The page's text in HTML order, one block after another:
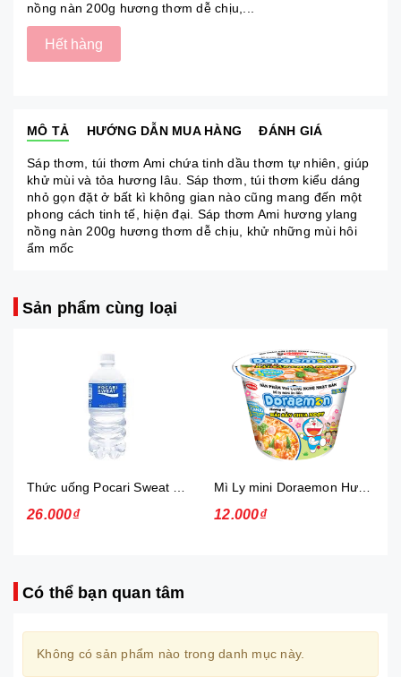
nồng nàn 200g hương thơm dễ chịu,...
Hết hàng
MÔ TẢ HƯỚNG DẪN MUA HÀNG ĐÁNH GIÁ
Sáp thơm, túi thơm Ami chứa tinh dầu thơm tự nhiên, giúp
khử mùi và tỏa hương lâu. Sáp thơm, túi thơm kiểu dáng
nhỏ gọn đặt ở bất kì không gian nào cũng mang đến một
phong cách tinh tế, hiện đại. Sáp thơm Ami hương ylang
nồng nàn 200g hương thơm dễ chịu, khử những mùi hôi
ẩm mốc
Sản phẩm cùng loại
26.000₫ 12.000₫
Có thể bạn quan tâm
Không có sản phẩm nào trong danh mục này.